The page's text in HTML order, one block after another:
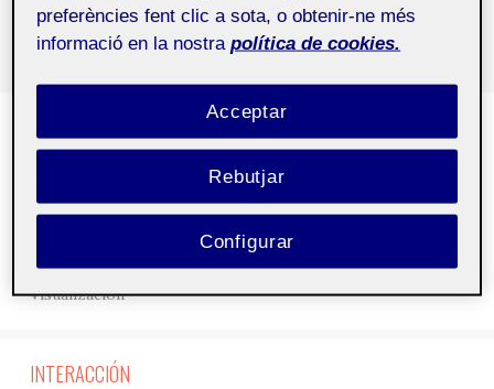
Gráficos
Tipografía
Visualización
INTERACCIÓN
preferències fent clic a sota, o obtenir-ne més
informació en la nostra política de cookies.
Rebutjar
Acceptar
Configurar